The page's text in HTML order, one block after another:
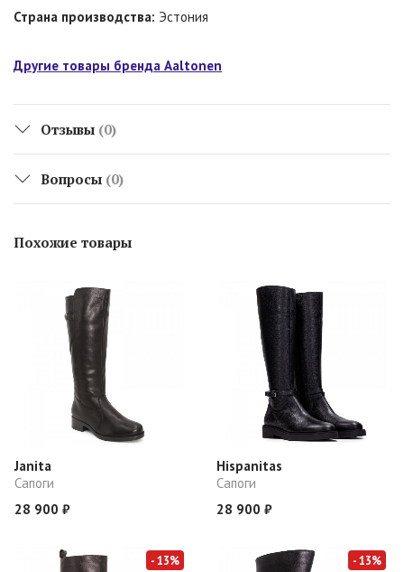
Страна производства: Эстония
Другие товары бренда Aaltonen
Отзывы (0)
Вопросы (0)
Похожие товары
Janita
Сапоги
28 900 ₽
Hispanitas
Сапоги
28 900 ₽
- 13% - 13%